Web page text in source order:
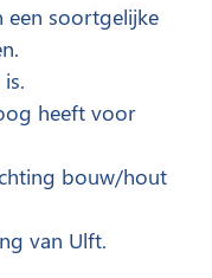
een soortgelijke
heeft voor
bouw/hout
van Ulft.